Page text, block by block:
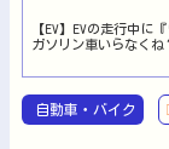
【EV】EVの走行中に
ガソリン車いらなくね
自動車・バイク